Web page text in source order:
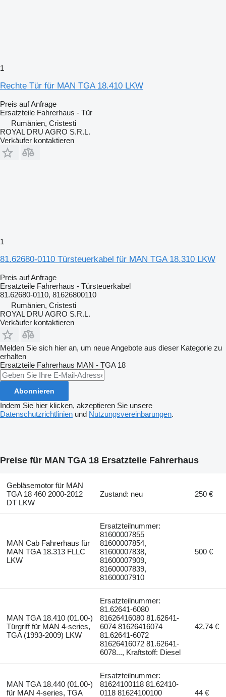
1
Rechte Tür für MAN TGA 18.410 LKW
Preis auf Anfrage
Ersatzteile Fahrerhaus - Tür
Rumänien, Cristesti
ROYAL DRU AGRO S.R.L.
Verkäufer kontaktieren
1
81.62680-0110 Türsteuerkabel für MAN TGA 18.310 LKW
Preis auf Anfrage
Ersatzteile Fahrerhaus - Türsteuerkabel
81.62680-0110, 81626800110
Rumänien, Cristesti
ROYAL DRU AGRO S.R.L.
Verkäufer kontaktieren
Melden Sie sich hier an, um neue Angebote aus dieser Kategorie zu
erhalten
Ersatzteile Fahrerhaus MAN - TGA 18
Abonnieren
Indem Sie hier klicken, akzeptieren Sie unsere
Datenschutzrichtlinien und Nutzungsvereinbarungen.
Preise für MAN TGA 18 Ersatzteile Fahrerhaus
Gebläsemotor für MAN
TGA 18 460 2000-2012
DT LKW
Zustand: neu 250 €
MAN Cab Fahrerhaus für
MAN TGA 18.313 FLLC
LKW
Ersatzteilnummer:
81600007855
81600007854,
81600007838,
81600007909,
81600007839,
81600007910
500 €
MAN TGA 18.410 (01.00-)
Türgriff für MAN 4-series,
TGA (1993-2009) LKW
Ersatzteilnummer:
81.62641-6080
81626416080 81.62641-
6074 81626416074
81.62641-6072
81626416072 81.62641-
6078..., Kraftstoff: Diesel
42,74 €
MAN TGA 18.440 (01.00-)
für MAN 4-series, TGA
Ersatzteilnummer:
81624100118 81.62410-
0118 81624100100
44 €